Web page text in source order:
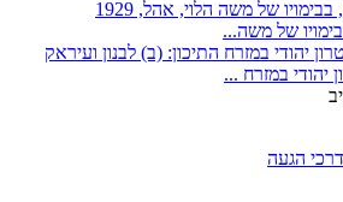
של משה...
יהודי במזרח ...
הגעה